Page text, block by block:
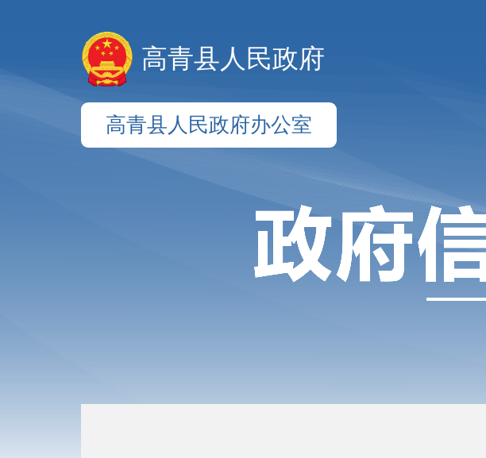
高青县人民政府
高青县人民政府办公室